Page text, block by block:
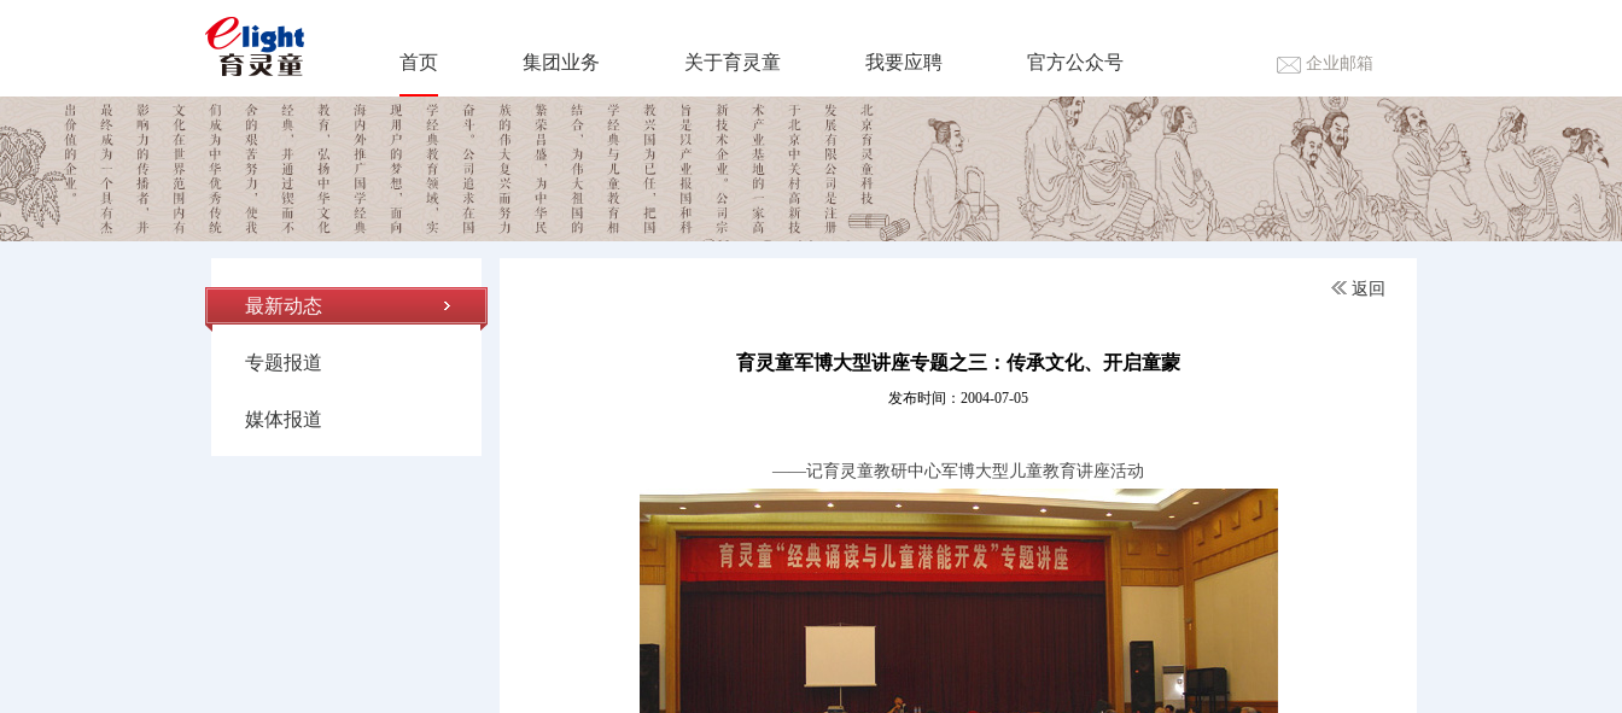
首页 集团业务 关于育灵童 我要应聘 官方公众号 企业邮箱
最新动态
专题报道
媒体报道
返回
育灵童军博大型讲座专题之三：传承文化、开启童蒙
发布时间：2004-07-05
——记育灵童教研中心军博大型儿童教育讲座活动